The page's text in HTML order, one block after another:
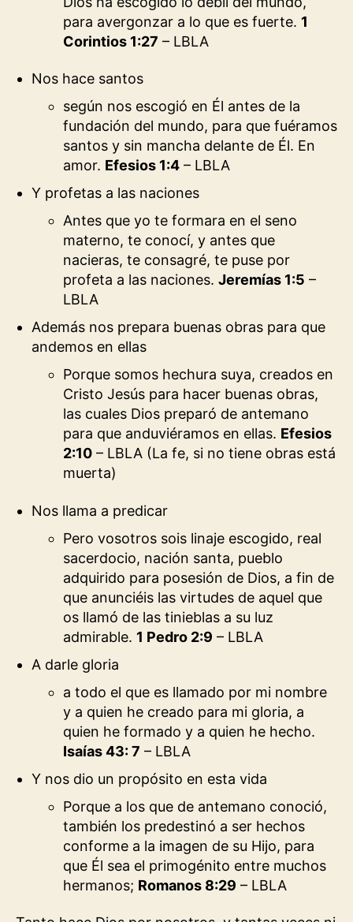
para avergonzar a lo que es fuerte. 1
Corintios 1:27 – LBLA
Nos hace santos
según nos escogió en Él antes de la
fundación del mundo, para que fuéramos
santos y sin mancha delante de Él. En
amor. Efesios 1:4 – LBLA
Y profetas a las naciones
Antes que yo te formara en el seno
materno, te conocí, y antes que
nacieras, te consagré, te puse por
profeta a las naciones. Jeremías 1:5 –
LBLA
Además nos prepara buenas obras para que
andemos en ellas
Porque somos hechura suya, creados en
Cristo Jesús para hacer buenas obras,
las cuales Dios preparó de antemano
para que anduviéramos en ellas. Efesios
2:10 – LBLA (La fe, si no tiene obras está
muerta)
Nos llama a predicar
Pero vosotros sois linaje escogido, real
sacerdocio, nación santa, pueblo
adquirido para posesión de Dios, a fin de
que anunciéis las virtudes de aquel que
os llamó de las tinieblas a su luz
admirable. 1 Pedro 2:9 – LBLA
A darle gloria
a todo el que es llamado por mi nombre
y a quien he creado para mi gloria, a
quien he formado y a quien he hecho.
Isaías 43: 7 – LBLA
Y nos dio un propósito en esta vida
Porque a los que de antemano conoció,
también los predestinó a ser hechos
conforme a la imagen de su Hijo, para
que Él sea el primogénito entre muchos
hermanos; Romanos 8:29 – LBLA